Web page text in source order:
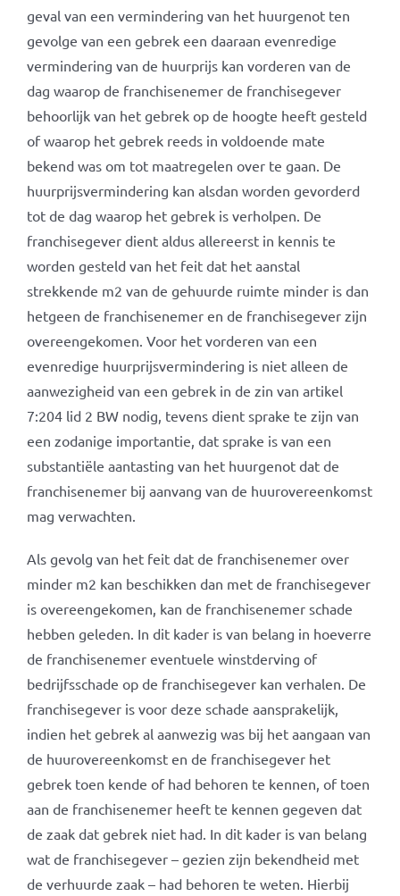
geval van een vermindering van het huurgenot ten
gevolge van een gebrek een daaraan evenredige
vermindering van de huurprijs kan vorderen van de
dag waarop de franchisenemer de franchisegever
behoorlijk van het gebrek op de hoogte heeft gesteld
of waarop het gebrek reeds in voldoende mate
bekend was om tot maatregelen over te gaan. De
huurprijsvermindering kan alsdan worden gevorderd
tot de dag waarop het gebrek is verholpen. De
franchisegever dient aldus allereerst in kennis te
worden gesteld van het feit dat het aanstal
strekkende m2 van de gehuurde ruimte minder is dan
hetgeen de franchisenemer en de franchisegever zijn
overeengekomen. Voor het vorderen van een
evenredige huurprijsvermindering is niet alleen de
aanwezigheid van een gebrek in de zin van artikel
7:204 lid 2 BW nodig, tevens dient sprake te zijn van
een zodanige importantie, dat sprake is van een
substantiële aantasting van het huurgenot dat de
franchisenemer bij aanvang van de huurovereenkomst
mag verwachten.
Als gevolg van het feit dat de franchisenemer over
minder m2 kan beschikken dan met de franchisegever
is overeengekomen, kan de franchisenemer schade
hebben geleden. In dit kader is van belang in hoeverre
de franchisenemer eventuele winstderving of
bedrijfsschade op de franchisegever kan verhalen. De
franchisegever is voor deze schade aansprakelijk,
indien het gebrek al aanwezig was bij het aangaan van
de huurovereenkomst en de franchisegever het
gebrek toen kende of had behoren te kennen, of toen
aan de franchisenemer heeft te kennen gegeven dat
de zaak dat gebrek niet had. In dit kader is van belang
wat de franchisegever – gezien zijn bekendheid met
de verhuurde zaak – had behoren te weten. Hierbij